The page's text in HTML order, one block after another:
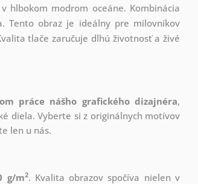
hlbokom modrom oceáne. Kombinácia
Tento obraz je ideálny pre milovníkov
tlače zaručuje dlhú životnosť a živé
práce nášho grafického dizajnéra,
diela. Vyberte si z originálnych motívov
len u nás.
g/m2. Kvalita obrazov spočíva nielen v